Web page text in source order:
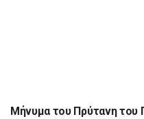
ΔΙΆΦΟΡΑ
Μήνυμα του Πρύτανη του